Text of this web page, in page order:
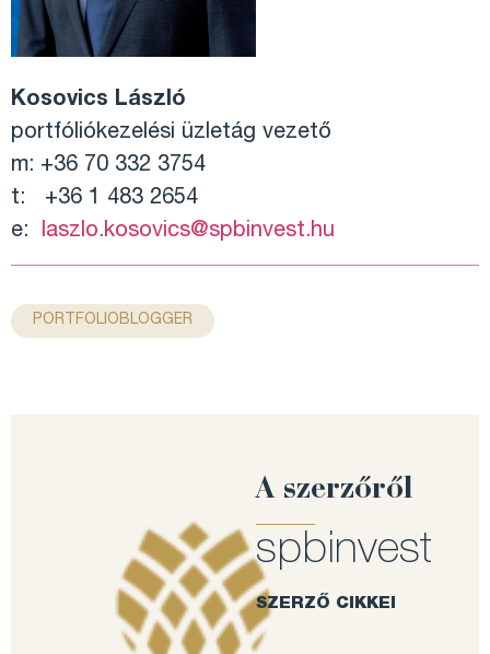
Kosovics László
portfóliókezelési üzletág vezető
m: +36 70 332 3754
t: +36 1 483 2654
e: laszlo.kosovics@spbinvest.hu
PORTFOLIOBLOGGER
A szerzőről
spbinvest
SZERZŐ CIKKEI